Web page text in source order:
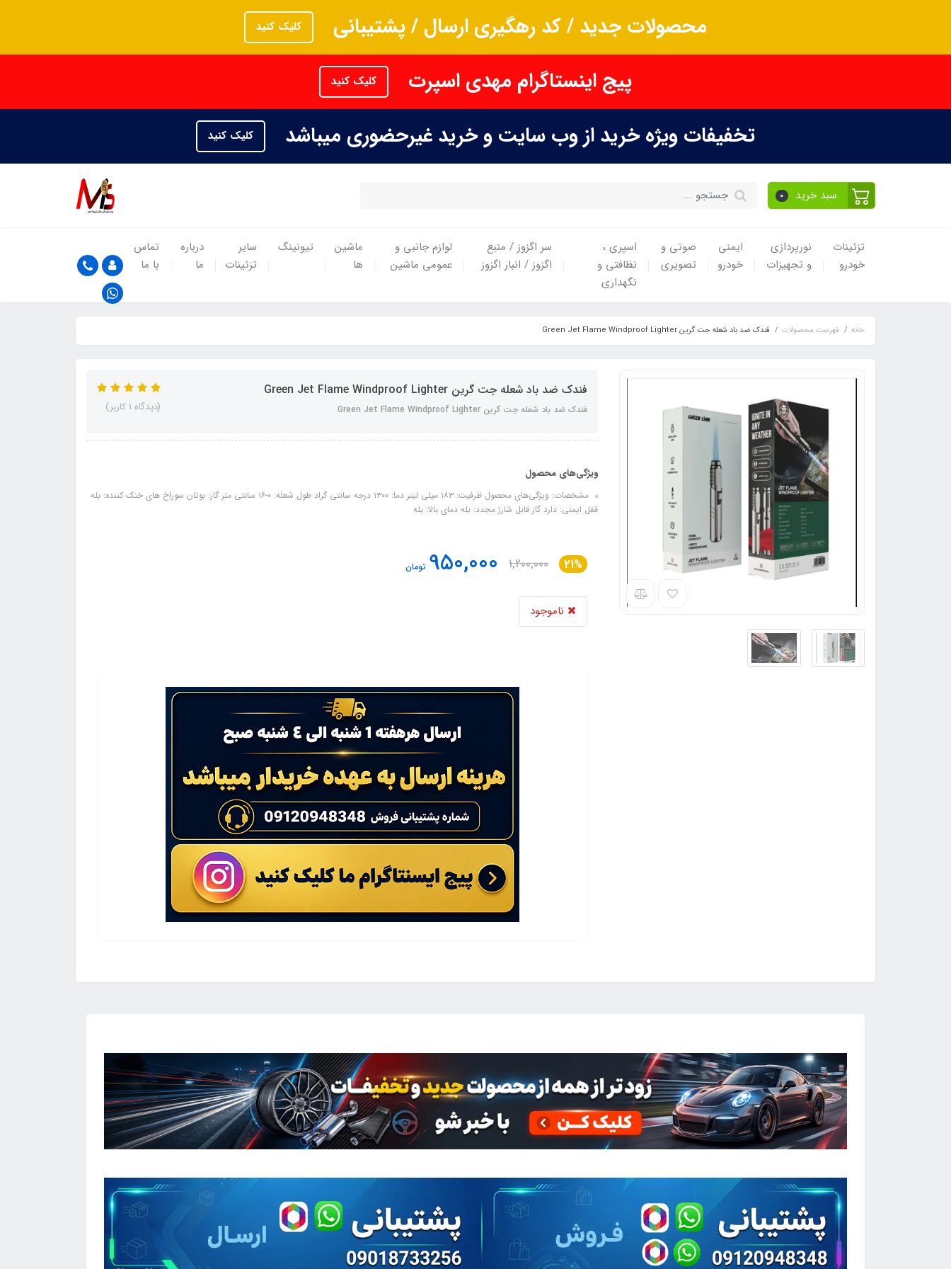
محصولات جدید / کد رهگیری ارسال / پشتیبانی کلیک کنید
پیج اینستاگرام مهدی اسپرت کلیک کنید
تخفیفات ویژه خرید از وب سایت و خرید غیرحضوری میباشد کلیک کنید
سبد خرید 0
تزئینات
خودرو
نورپردازی
و تجهیزات
ایمنی
خودرو
صوتی و
تصویری
اسپری ،
نظافتی و
نگهداری
سر اگزوز / منبع
اگزوز / انبار اگزوز
لوازم جانبی و
عمومی ماشین
ماشین
ها
تیونینگ
سایر
تزئینات
درباره
ما
تماس
با ما
خانه فهرست محصولات فندک ضد باد شعله جت گرین Green Jet Flame Windproof Lighter
فندک ضد باد شعله جت گرین Green Jet Flame Windproof Lighter
فندک ضد باد شعله جت گرین Green Jet Flame Windproof Lighter (دیدگاه 1 کاربر)
ویژگی‌های محصول
مشخصات: ویژگی‌های محصول ظرفیت: ۱۸۳ میلی لیتر دما: ۱۳۰۰ درجه سانتی گراد طول شعله: ۰-۱۶ سانتی متر گاز: بوتان سوراخ های خنک کننده: بله
قفل ایمنی: دارد گاز قابل شارژ مجدد: بله دمای بالا: بله
21%
1,200,000
950,000 تومان
ناموجود